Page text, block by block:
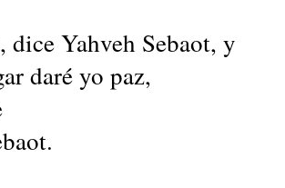
dice Yahveh Sebaot, y
daré yo paz,